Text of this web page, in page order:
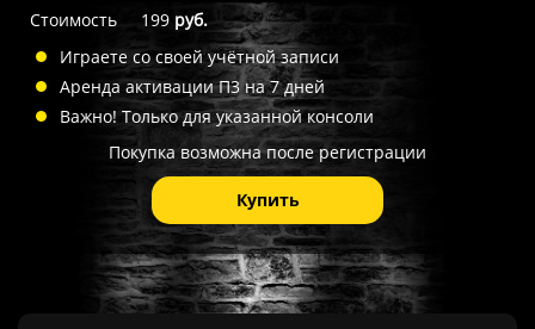
Стоимость 199 руб.
Играете со своей учётной записи
Аренда активации П3 на 7 дней
Важно! Только для указанной консоли
Покупка возможна после регистрации
Купить